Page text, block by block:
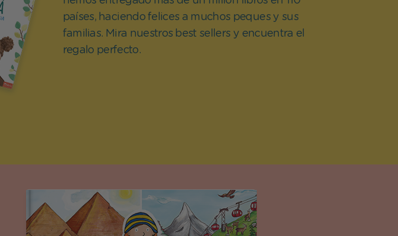
países, haciendo felices a muchos peques y sus
familias. Mira nuestros best sellers y encuentra el
regalo perfecto.